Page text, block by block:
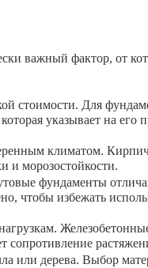
важный фактор, от
стоимости. Для
указывает на его
климатом.
и морозостойкости.
фундаменты
чтобы избежать
сопротивление
или дерева. Выбор